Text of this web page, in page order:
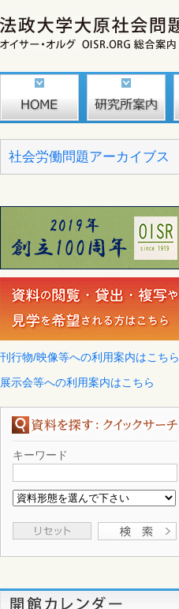
社会労働問題アーカイブス
刊行物/映像等への利用案内はこちら
展示会等への利用案内はこちら
キーワード